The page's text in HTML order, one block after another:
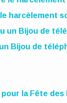
harcèlement
un Bijou de